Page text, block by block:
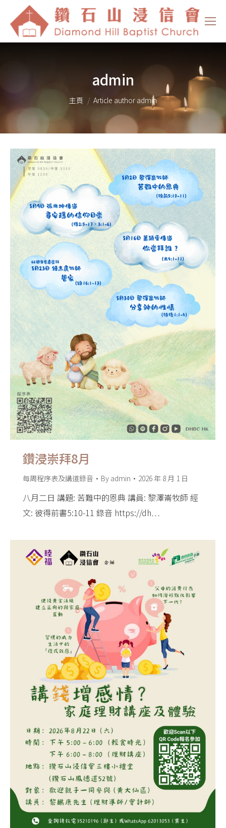
admin
You are here:
主頁 Article author admin
鑽浸崇拜8月
每周程序表及講道錄音 By admin 2026 年 8 月 1 日
八月二日 講題: 苦難中的恩典 講員: 黎澤崙牧師 經
文: 彼得前書5:10-11 錄音 https://dh…